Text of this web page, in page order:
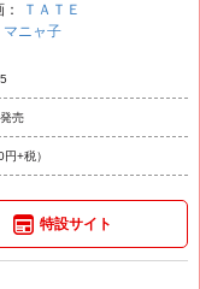
ＴＡＴＥ
マニャ子
売
円+税）
特設サイト